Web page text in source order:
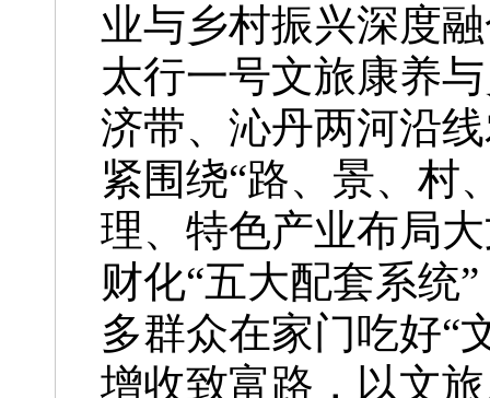
业与乡村振兴深度
太行一号文旅康养
济带、沁丹两河沿
紧围绕“路、景、村
理、特色产业布局
财化“五大配套系统
多群众在家门吃好“
增收致富路，以文